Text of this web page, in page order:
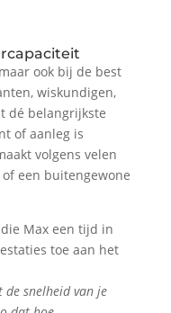
ook bij de best
wiskundigen,
dé belangrijkste
of aanleg is
volgens velen
een buitengewone
Max een tijd in
toe aan het
de snelheid van je